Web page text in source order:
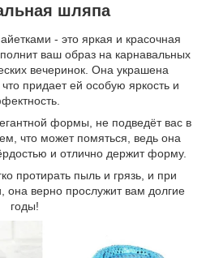
шляпа
- это яркая и красочная
ваш образ на карнавальных
вечеринок. Она украшена
придает ей особую яркость и
формы, не подведёт вас в
что может помяться, ведь она
и отлично держит форму.
протирать пыль и грязь, и при
она верно прослужит вам долгие
годы!